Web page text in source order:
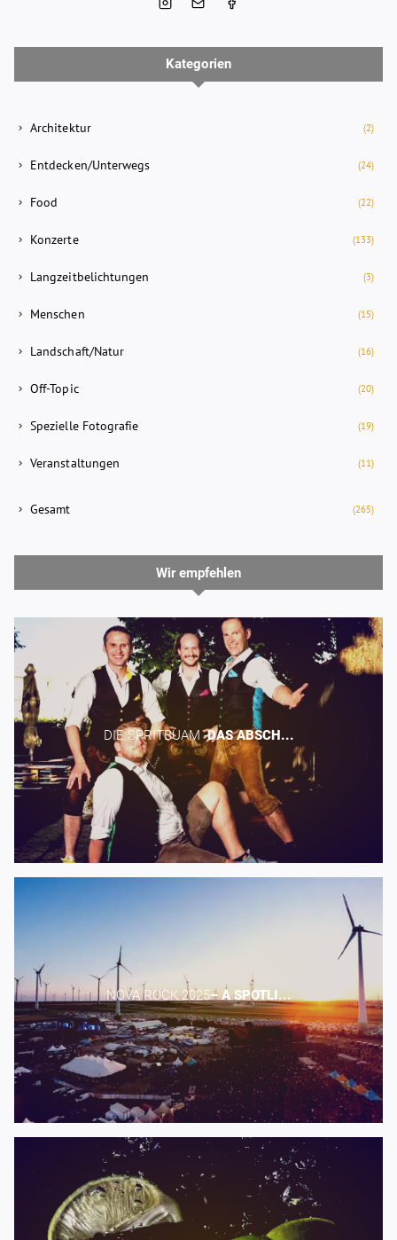
Kategorien
Architektur (2)
Entdecken/Unterwegs (24)
Food (22)
Konzerte (133)
Langzeitbelichtungen (3)
Menschen (15)
Landschaft/Natur (16)
Off-Topic (20)
Spezielle Fotografie (19)
Veranstaltungen (11)
Gesamt (265)
Wir empfehlen
DIE SPRITBUAM -​DAS ABSCH...
NOVA ROCK 2025​– A SPOTLI...